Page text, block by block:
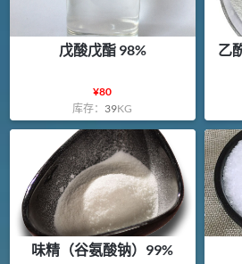
戊酸戊酯 98%
¥80
库存： 39KG
乙
味精（谷氨酸钠）99%